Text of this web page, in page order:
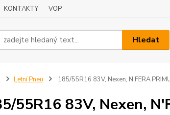
KONTAKTY VOP
Hledat
Letní Pneu 185/55R16 83V, Nexen, N'FERA
55R16 83V, Nexen,